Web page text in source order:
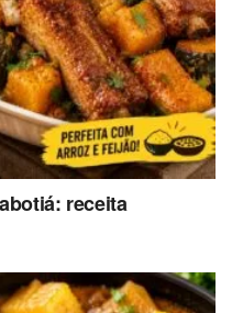
receita